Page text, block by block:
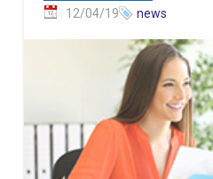
12/04/19 news